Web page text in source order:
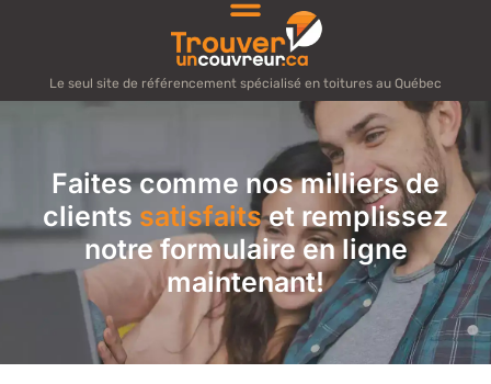
Le seul site de référencement spécialisé en toitures au Québec
Faites comme nos milliers de
clients satisfaitset remplissez
notre formulaire en ligne
maintenant!